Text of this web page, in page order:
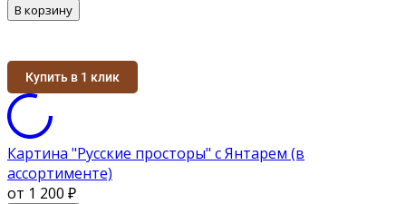
В корзину
Купить в 1 клик
Картина "Русские просторы" с Янтарем (в
ассортименте)
от 1 200 ₽